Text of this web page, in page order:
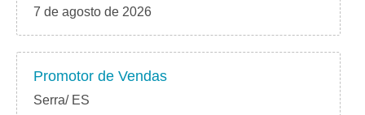
7 de agosto de 2026
Promotor de Vendas
Serra/ ES